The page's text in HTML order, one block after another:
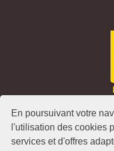
En poursuivant votre
l'utilisation des cookies
services et d'offres